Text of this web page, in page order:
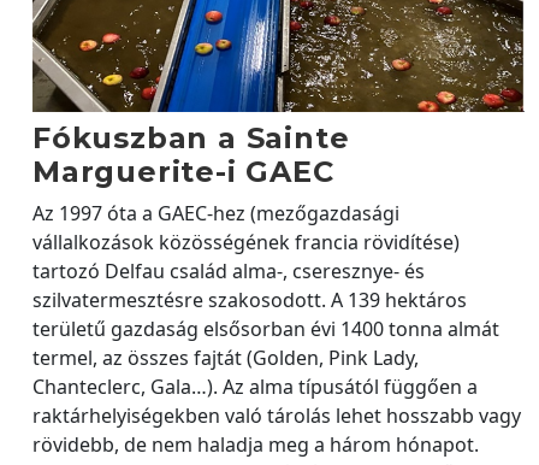
Fókuszban a Sainte
Marguerite-i GAEC
Az 1997 óta a GAEC-hez (mezőgazdasági
vállalkozások közösségének francia rövidítése)
tartozó Delfau család alma-, cseresznye- és
szilvatermesztésre szakosodott. A 139 hektáros
területű gazdaság elsősorban évi 1400 tonna almát
termel, az összes fajtát (Golden, Pink Lady,
Chanteclerc, Gala…). Az alma típusától függően a
raktárhelyiségekben való tárolás lehet hosszabb vagy
rövidebb, de nem haladja meg a három hónapot.